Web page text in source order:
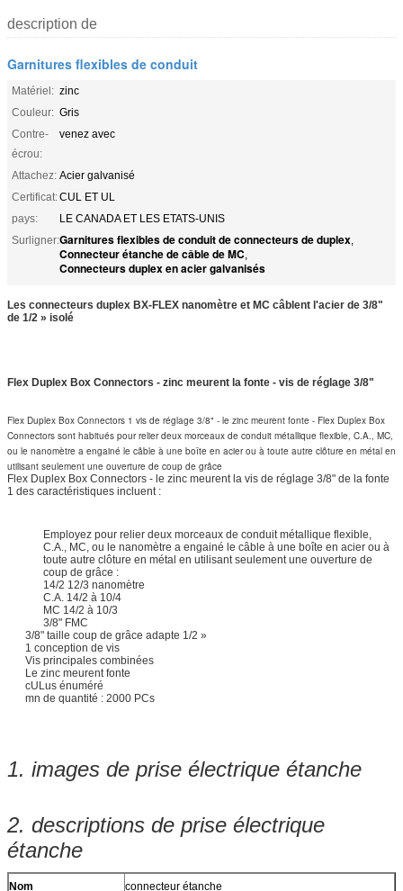
description de
Garnitures flexibles de conduit
Matériel: zinc
Couleur: Gris
Contre-
écrou:
venez avec
Attachez: Acier galvanisé
Certificat:CUL ET UL
pays:
LE CANADA ET LES ETATS-UNIS
Surligner:Garnitures flexibles de conduit de connecteurs de duplex,
Connecteur étanche de câble de MC,
Connecteurs duplex en acier galvanisés
Les connecteurs duplex BX-FLEX nanomètre et MC câblent l'acier de 3/8"
de 1/2 » isolé
Flex Duplex Box Connectors - zinc meurent la fonte - vis de réglage 3/8"
Flex Duplex Box Connectors 1 vis de réglage 3/8" - le zinc meurent fonte - Flex Duplex Box
Connectors sont habitués pour relier deux morceaux de conduit métallique flexible, C.A., MC,
ou le nanomètre a engainé le câble à une boîte en acier ou à toute autre clôture en métal en
utilisant seulement une ouverture de coup de grâce
Flex Duplex Box Connectors - le zinc meurent la vis de réglage 3/8" de la fonte
1 des caractéristiques incluent :
Employez pour relier deux morceaux de conduit métallique flexible,
C.A., MC, ou le nanomètre a engainé le câble à une boîte en acier ou à
toute autre clôture en métal en utilisant seulement une ouverture de
coup de grâce :
14/2 12/3 nanomètre
C.A. 14/2 à 10/4
MC 14/2 à 10/3
3/8" FMC
3/8" taille coup de grâce adapte 1/2 »
1 conception de vis
Vis principales combinées
Le zinc meurent fonte
cULus énuméré
mn de quantité : 2000 PCs
1. images de prise électrique étanche
2. descriptions de prise électrique
étanche
Nom
connecteur étanche